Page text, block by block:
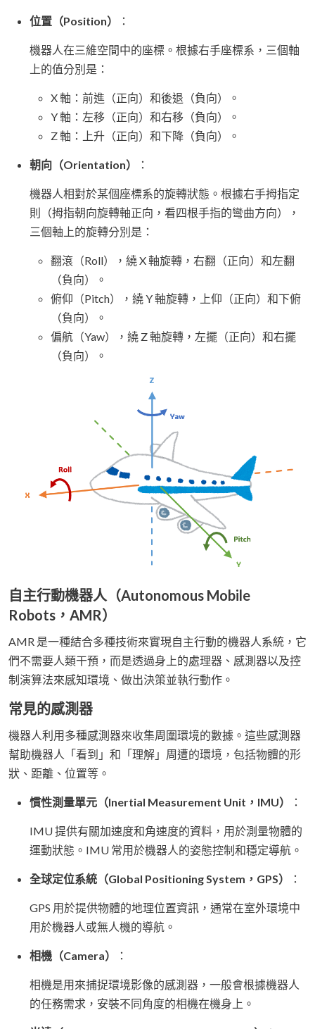
位置（Position） ：
機器人在三維空間中的座標。根據右手座標系，三個軸
上的值分別是：
X 軸：前進（正向）和後退（負向）。
Y 軸：左移（正向）和右移（負向）。
Z 軸：上升（正向）和下降（負向）。
朝向（Orientation） ：
機器人相對於某個座標系的旋轉狀態。根據右手拇指定
則（拇指朝向旋轉軸正向，看四根手指的彎曲方向），
三個軸上的旋轉分別是：
翻滾（Roll），繞 X 軸旋轉，右翻（正向）和左翻
（負向）。
俯仰（Pitch），繞 Y 軸旋轉，上仰（正向）和下俯
（負向）。
偏航（Yaw），繞 Z 軸旋轉，左擺（正向）和右擺
（負向）。
自主行動機器人（Autonomous Mobile
Robots，AMR）
AMR 是一種結合多種技術來實現自主行動的機器人系統，它
們不需要人類干預，而是透過身上的處理器、感測器以及控
制演算法來感知環境、做出決策並執行動作。
常見的感測器
機器人利用多種感測器來收集周圍環境的數據。這些感測器
幫助機器人「看到」和「理解」周遭的環境，包括物體的形
狀、距離、位置等。
慣性測量單元（Inertial Measurement Unit，IMU） ：
IMU 提供有關加速度和角速度的資料，用於測量物體的
運動狀態。IMU 常用於機器人的姿態控制和穩定導航。
全球定位系統（Global Positioning System，GPS） ：
GPS 用於提供物體的地理位置資訊，通常在室外環境中
用於機器人或無人機的導航。
相機（Camera） ：
相機是用來捕捉環境影像的感測器，一般會根據機器人
的任務需求，安裝不同角度的相機在機身上。